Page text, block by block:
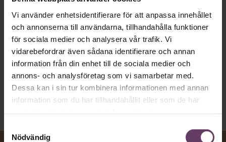
Vi använder enhetsidentifierare för att anpassa innehållet
och annonserna till användarna, tillhandahålla funktioner
för sociala medier och analysera vår trafik. Vi
vidarebefordrar även sådana identifierare och annan
information från din enhet till de sociala medier och
annons- och analysföretag som vi samarbetar med.
Dessa kan i sin tur kombinera informationen med annan
information som du har tillhandahållit eller som de har
Nödvändig
toppcheferna?
Kommunikation
Text:Fredrik Kullberg
Publicerad2026-08-07